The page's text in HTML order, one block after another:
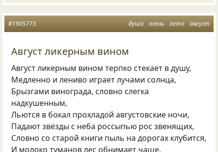
душа осень лето август
#1905773
Август ликерным вином
Август ликерным вином терпко стекает в душу,
Медленно и лениво играет лучами солнца,
Брызгами винограда, словно слегка
надкушенным,
Льются в бокал прохладой августовские ночи,
Падают звёзды с неба россыпью рос звенящих,
Словно со старой книги пыль на дорогах клубится,
И молоко туманов лес обнимает чаще,